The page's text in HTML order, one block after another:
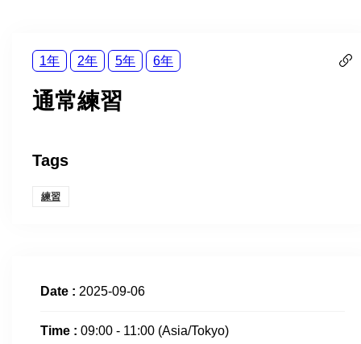
1年 2年 5年 6年
通常練習
Tags
練習
Date : 2025-09-06
Time : 09:00 - 11:00 (Asia/Tokyo)